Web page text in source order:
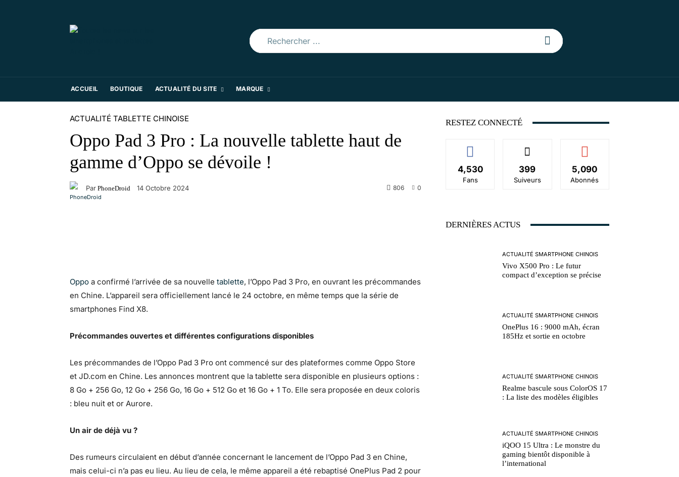
Rechercher ...
ACCUEIL BOUTIQUE ACTUALITÉ DU SITE MARQUE
ACTUALITÉ TABLETTE CHINOISE
Oppo Pad 3 Pro : La nouvelle tablette haut de
gamme d’Oppo se dévoile !
Par PhoneDroid 14 Octobre 2024 0
806
Oppo a confirmé l’arrivée de sa nouvelle tablette, l’Oppo Pad 3 Pro, en ouvrant les précommandes
en Chine. L’appareil sera officiellement lancé le 24 octobre, en même temps que la série de
smartphones Find X8.
Précommandes ouvertes et différentes configurations disponibles
Les précommandes de l’Oppo Pad 3 Pro ont commencé sur des plateformes comme Oppo Store
et JD.com en Chine. Les annonces montrent que la tablette sera disponible en plusieurs options :
8 Go + 256 Go, 12 Go + 256 Go, 16 Go + 512 Go et 16 Go + 1 To. Elle sera proposée en deux coloris
: bleu nuit et or Aurore.
Un air de déjà vu ?
Des rumeurs circulaient en début d’année concernant le lancement de l’Oppo Pad 3 en Chine,
mais celui-ci n’a pas eu lieu. Au lieu de cela, le même appareil a été rebaptisé OnePlus Pad 2 pour
RESTEZ CONNECTÉ
4,530
Fans
399
Suiveurs
5,090
Abonnés
DERNIÈRES ACTUS
ACTUALITÉ SMARTPHONE CHINOIS
Vivo X500 Pro : Le futur
compact d’exception se précise
ACTUALITÉ SMARTPHONE CHINOIS
OnePlus 16 : 9000 mAh, écran
185Hz et sortie en octobre
ACTUALITÉ SMARTPHONE CHINOIS
Realme bascule sous ColorOS 17
: La liste des modèles éligibles
ACTUALITÉ SMARTPHONE CHINOIS
iQOO 15 Ultra : Le monstre du
gaming bientôt disponible à
l’international